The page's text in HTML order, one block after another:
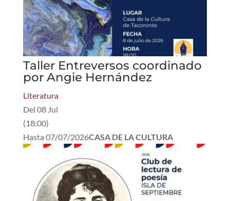
Taller Entreversos coordinado
por Angie Hernández
Literatura
Del 08 Jul
(18:00)
Hasta 07/07/2026CASA DE LA CULTURA